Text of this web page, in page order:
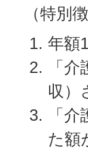
（特別
年額
「
収）
「
た額